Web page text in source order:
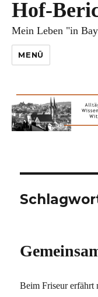
Hof-
Mein Leben "in
MENÜ
Beim Friseur erfährt